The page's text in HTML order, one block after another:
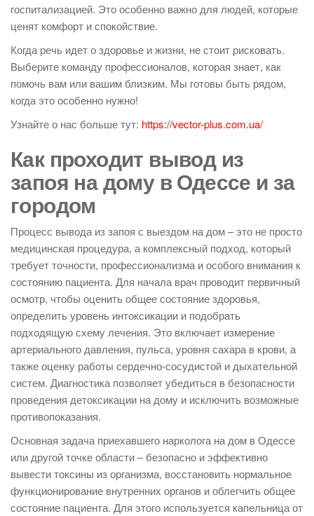
госпитализацией. Это особенно важно для людей, которые
ценят комфорт и спокойствие.
Когда речь идет о здоровье и жизни, не стоит рисковать.
Выберите команду профессионалов, которая знает, как
помочь вам или вашим близким. Мы готовы быть рядом,
когда это особенно нужно!
Узнайте о нас больше тут: https://vector-plus.com.ua/
Как проходит вывод из
запоя на дому в Одессе и за
городом
Процесс вывода из запоя с выездом на дом – это не просто
медицинская процедура, а комплексный подход, который
требует точности, профессионализма и особого внимания к
состоянию пациента. Для начала врач проводит первичный
осмотр, чтобы оценить общее состояние здоровья,
определить уровень интоксикации и подобрать
подходящую схему лечения. Это включает измерение
артериального давления, пульса, уровня сахара в крови, а
также оценку работы сердечно-сосудистой и дыхательной
систем. Диагностика позволяет убедиться в безопасности
проведения детоксикации на дому и исключить возможные
противопоказания.
Основная задача приехавшего нарколога на дом в Одессе
или другой точке области – безопасно и эффективно
вывести токсины из организма, восстановить нормальное
функционирование внутренних органов и облегчить общее
состояние пациента. Для этого используется капельница от